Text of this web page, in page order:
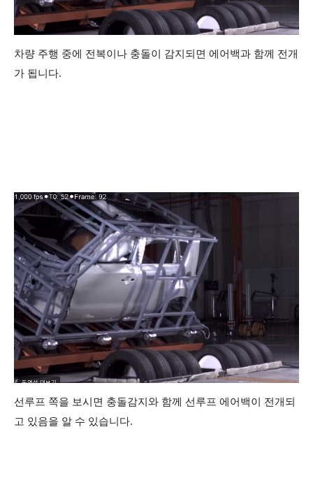
차량 주행 중에 전복이나 충돌이 감지되면 에어백과 함께 전개
가 됩니다.
선루프 쪽을 보시면 충돌감지와 함께 선루프 에어백이 전개되
고 있음을 알 수 있습니다.